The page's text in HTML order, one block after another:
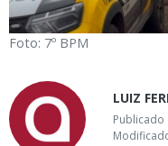
Foto: 7º BPM
LUIZ
Publicado